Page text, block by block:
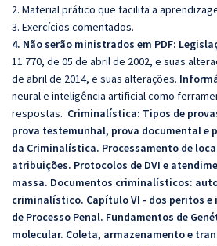
2. Material prático que facilita a
3. Exercícios comentados.
4. Não serão ministrados em PDF:
11.770, de 05 de abril de 2002, e suas
de abril de 2014, e suas alterações.
neural e inteligência artificial como
respostas. Criminalística: Tipos de
prova testemunhal, prova documental e
da Criminalística. Processamento de
atribuições. Protocolos de DVI e
massa. Documentos criminalísticos:
criminalístico. Capítulo VI - dos peritos e
de Processo Penal. Fundamentos de
molecular. Coleta, armazenamento e